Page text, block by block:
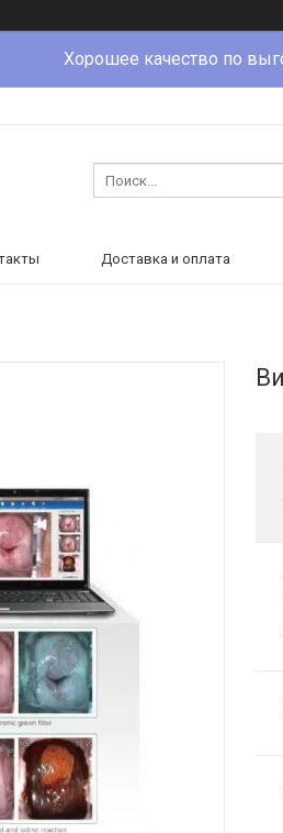
Хорошее качество по
Доставка и оплата